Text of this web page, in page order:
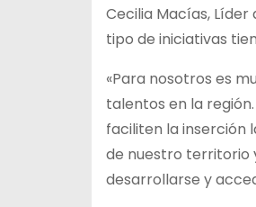
Cecilia Macías,
tipo de iniciativas
«Para nosotros es
talentos en la
faciliten la inserción
de nuestro territorio
desarrollarse y